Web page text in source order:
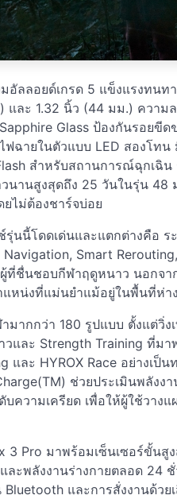
มอัลลอยด์เกรด 5 แข็งแรงทน
และ 1.32 นิ้ว (44 มม.) ความ
Glass ป้องกันรอยขี
ฉายในตัวแบบ LED สองโทน
สำหรับสถานการณ์ฉุกเฉิ
นานสูงสุดถึง 25 วันในรุ่น 48
ไม่ต้องชาร์จบ่อย
นนี้โดดเด่นและแตกต่างคือ ร
Smart
ที่ชื่นชอบกีฬาฤดูหนาว นอกจา
แหน่งที่แม่นยำแม้อยู่ในพื้นที่ห่า
มากกว่า 180 รูปแบบ ตั้งแต่วิ่ง
และ Strength Training ที่มา
และ HYROX Race อย่างเป็
ช่วยประเมินพลังง
ความเครียด เพื่อให้ผู้ใช้วางแ
3 Pro มาพร้อมเซ็นเซอร์ขั้นสู
ะพลังงานร่างกายตลอด 24 ชั่
และการสั่งงานด้วย